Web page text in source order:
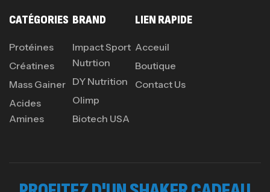
CATÉGORIES
Protéines
Créatines
Mass Gainer
Acides
Amines
BRAND
Impact Sport
Nutrtion
DY Nutrition
Olimp
Biotech USA
LIEN RAPIDE
Acceuil
Boutique
Contact Us